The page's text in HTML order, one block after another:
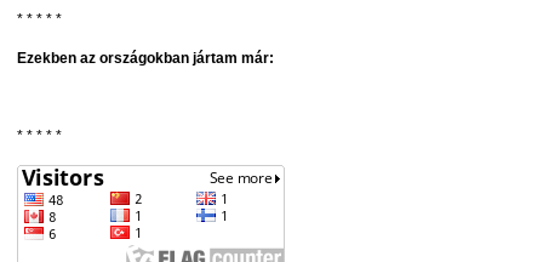
* * * * *
Ezekben az országokban jártam már:
* * * * *